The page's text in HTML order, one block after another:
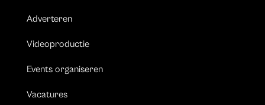
Adverteren
Videoproductie
Events organiseren
Vacatures